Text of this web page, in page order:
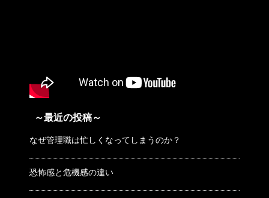
～最近の投稿～
なぜ管理職は忙しくなってしまうのか？
恐怖感と危機感の違い